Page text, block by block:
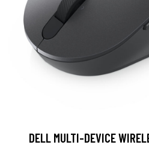
DELL MULTI-DEVICE